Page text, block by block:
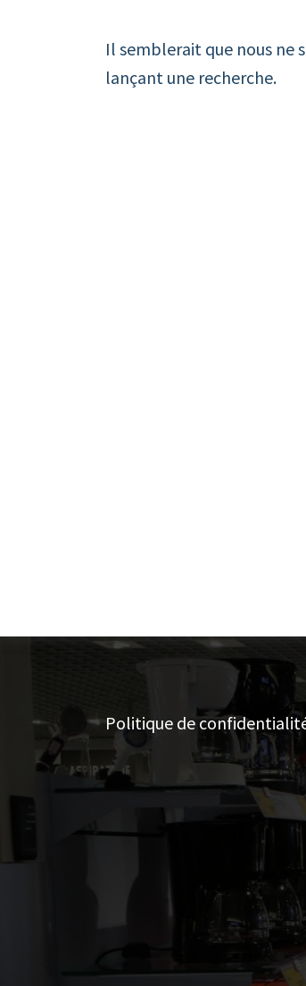
Il semblerait que nous ne
lançant une recherche.
Politique de